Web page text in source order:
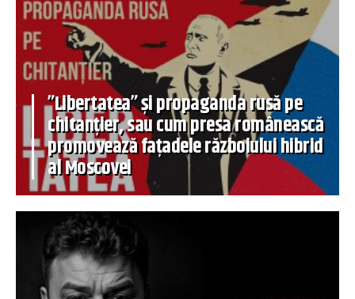
”Libertatea” și propaganda rusă pe
chitanțier, sau cum presa românească
promovează fațadele războiului hibrid
al Moscovei